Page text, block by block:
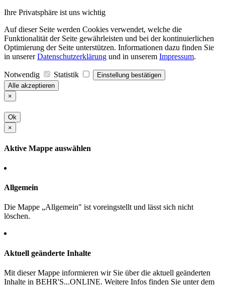
Ihre Privatsphäre ist uns wichtig
Auf dieser Seite werden Cookies verwendet, welche die
Funktionalität der Seite gewährleisten und bei der kontinuierlichen
Optimierung der Seite unterstützen. Informationen dazu finden Sie
in unsererDatenschutzerklärung und in unserem Impressum.
Notwendig Statistik
Einstellung bestätigen
Alle akzeptieren
×
Ok
×
Aktive Mappe auswählen
Allgemein
Die Mappe „Allgemein" ist voreingstellt und lässt sich nicht
löschen.
Aktuell geänderte Inhalte
Mit dieser Mappe informieren wir Sie über die aktuell geänderten
Inhalte in BEHR'S...ONLINE. Weitere Infos finden Sie unter dem